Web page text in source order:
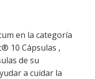
en la categoría
10 Cápsulas ,
de su
a cuidar la